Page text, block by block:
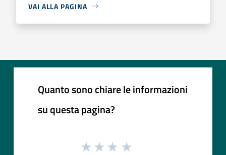
VAI ALLA PAGINA
Quanto sono chiare le informazioni
su questa pagina?